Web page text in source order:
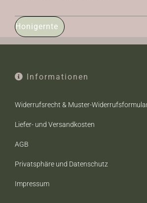
Honigernte
Informationen
Widerrufsrecht & Muster-
Liefer- und Versandkosten
AGB
Privatsphäre und Datenschutz
Impressum